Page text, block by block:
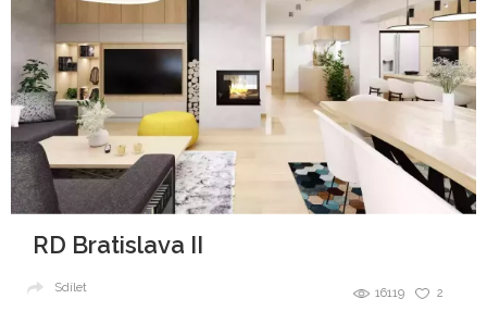
RD Bratislava II
2
16119
Sdílet